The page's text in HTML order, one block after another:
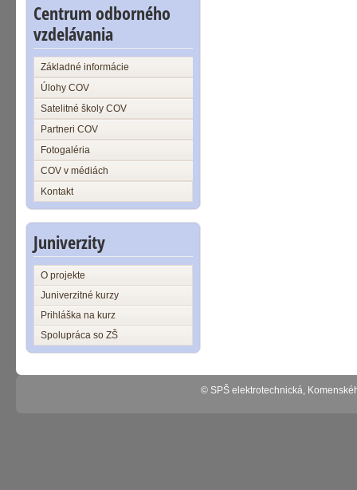
Centrum odborného
vzdelávania
Základné informácie
Úlohy COV
Satelitné školy COV
Partneri COV
Fotogaléria
COV v médiách
Kontakt
Juniverzity
O projekte
Juniverzitné kurzy
Prihláška na kurz
Spolupráca so ZŠ
© SPŠ elektrotechnická,